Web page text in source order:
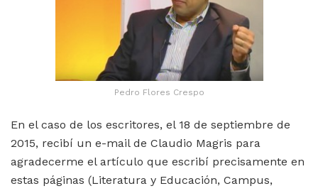
Pedro Flores Crespo
En el caso de los escritores, el 18 de septiembre de
2015, recibí un e-mail de Claudio Magris para
agradecerme el artículo que escribí precisamente en
estas páginas (Literatura y Educación, Campus,